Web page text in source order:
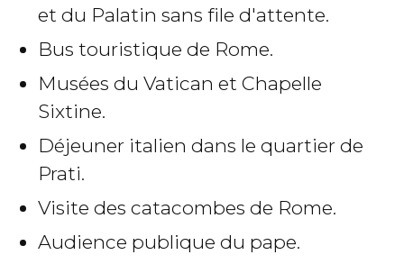
et du Palatin sans file d'attente.
Bus touristique de Rome.
Musées du Vatican et Chapelle
Sixtine.
Déjeuner italien dans le quartier de
Prati.
Visite des catacombes de Rome.
Audience publique du pape.